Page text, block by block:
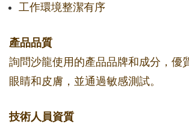
工作環境整潔有序
產品品質
詢問沙龍使用的產品品牌和成分，優
眼睛和皮膚，並通過敏感測試。
技術人員資質